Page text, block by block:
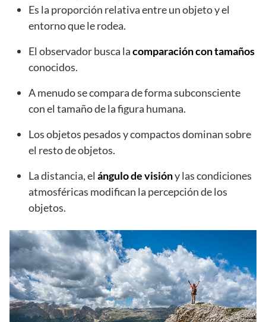
Es la proporción relativa entre un objeto y el
entorno que le rodea.
El observador busca lacomparación con tamaños
conocidos.
A menudo se compara de forma subconsciente
con el tamaño de la figura humana.
Los objetos pesados y compactos dominan sobre
el resto de objetos.
La distancia, el ángulo de visióny las condiciones
atmosféricas modifican la percepción de los
objetos.